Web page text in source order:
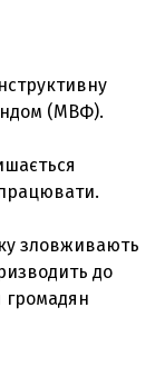
(МВФ).
зловживають
до
громадян